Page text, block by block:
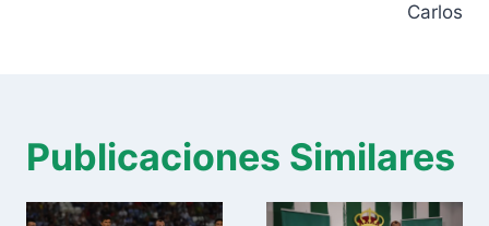
Carlos
Publicaciones Similares